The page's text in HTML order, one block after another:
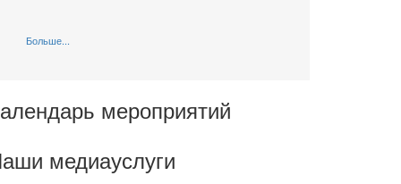
Больше...
мероприятий
медиауслуги